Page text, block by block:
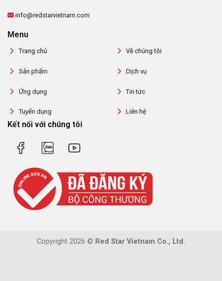
info@redstarvietnam.com
Menu
Trang chủ Về chúng tôi
Sản phẩm Dịch vụ
Ứng dụng Tin tức
Tuyển dụng Liên hệ
Kết nối với chúng tôi
Copyright 2026 © Red Star Vietnam Co., Ltd.